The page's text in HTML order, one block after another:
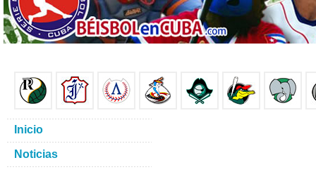
Inicio
Noticias